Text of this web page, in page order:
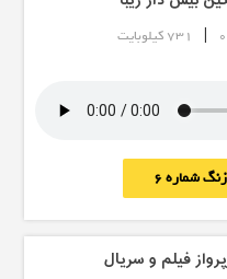
| 731 کیلوبایت
شماره 6
فیلم و سریال